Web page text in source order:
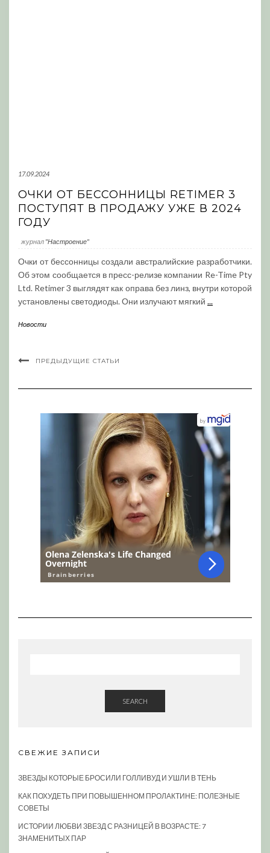
17.09.2024
ОЧКИ ОТ БЕССОННИЦЫ RETIMER 3
ПОСТУПЯТ В ПРОДАЖУ УЖЕ В 2024
ГОДУ
журнал "Настроение"
Очки от бессонницы создали австралийские разработчики.
Об этом сообщается в пресс-релизе компании Re-Time Pty
Ltd. Retimer 3 выглядят как оправа без линз, внутри которой
установлены светодиоды. Они излучают мягкий ...
Новости
ПРЕДЫДУЩИЕ СТАТЬИ
SEARCH
СВЕЖИЕ ЗАПИСИ
ЗВЕЗДЫ КОТОРЫЕ БРОСИЛИ ГОЛЛИВУД И УШЛИ В ТЕНЬ
КАК ПОХУДЕТЬ ПРИ ПОВЫШЕННОМ ПРОЛАКТИНЕ: ПОЛЕЗНЫЕ
СОВЕТЫ
ИСТОРИИ ЛЮБВИ ЗВЕЗД С РАЗНИЦЕЙ В ВОЗРАСТЕ: 7
ЗНАМЕНИТЫХ ПАР